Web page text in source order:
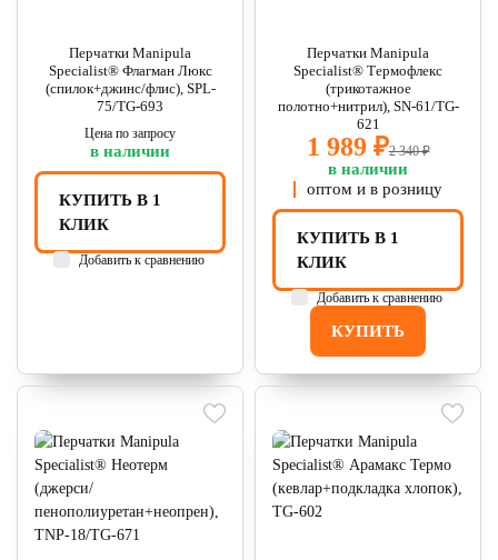
Перчатки Manipula
Specialist® Флагман Люкс
(спилок+джинс/флис), SPL-
75/TG-693
Цена по запросу
в наличии
КУПИТЬ В 1
КЛИК
Добавить к сравнению
Перчатки Manipula
Specialist® Термофлекс
(трикотажное
полотно+нитрил), SN-61/TG-
621
1 989 ₽2 340 ₽
в наличии
оптом и в розницу
КУПИТЬ
КУПИТЬ В 1
КЛИК
Добавить к сравнению